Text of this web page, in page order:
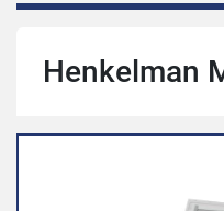
Henkelman